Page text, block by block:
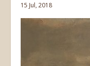
15 Jul, 2018